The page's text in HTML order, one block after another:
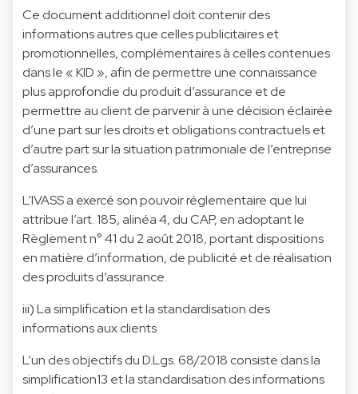
Ce document additionnel doit contenir des
informations autres que celles publicitaires et
promotionnelles, complémentaires à celles contenues
dans le « KID », afin de permettre une connaissance
plus approfondie du produit d’assurance et de
permettre au client de parvenir à une décision éclairée
d’une part sur les droits et obligations contractuels et
d’autre part sur la situation patrimoniale de l’entreprise
d’assurances.
L’IVASS a exercé son pouvoir réglementaire que lui
attribue l’art. 185, alinéa 4, du CAP, en adoptant le
Règlement n° 41 du 2 août 2018, portant dispositions
en matière d’information, de publicité et de réalisation
des produits d’assurance.
iii) La simplification et la standardisation des
informations aux clients
L’un des objectifs du D.Lgs. 68/2018 consiste dans la
simplification13 et la standardisation des informations